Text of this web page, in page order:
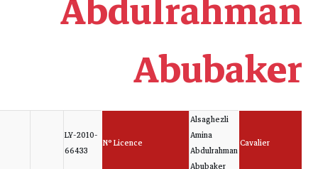
Abubaker
Cavalier
Alsaghezli
Amina
Abdulrahman
Abubaker
N° Licence
LY-2010-
66433